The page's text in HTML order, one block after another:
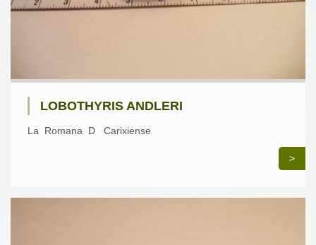
LOBOTHYRIS ANDLERI
La Romana D Carixiense
>